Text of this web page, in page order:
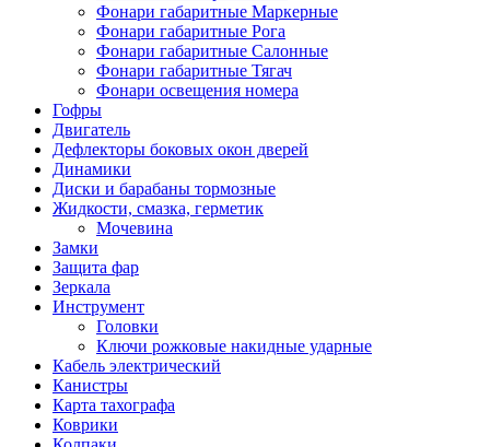
Фонари габаритные Маркерные
Фонари габаритные Рога
Фонари габаритные Салонные
Фонари габаритные Тягач
Фонари освещения номера
Гофры
Двигатель
Дефлекторы боковых окон дверей
Динамики
Диски и барабаны тормозные
Жидкости, смазка, герметик
Мочевина
Замки
Защита фар
Зеркала
Инструмент
Головки
Ключи рожковые накидные ударные
Кабель электрический
Канистры
Карта тахографа
Коврики